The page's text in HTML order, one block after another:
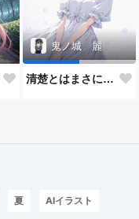
鬼ノ城 麗
清楚とはまさにわらわのための言葉よの
夏 AIイラスト